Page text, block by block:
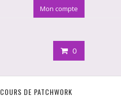
Mon compte
0
COURS DE PATCHWORK